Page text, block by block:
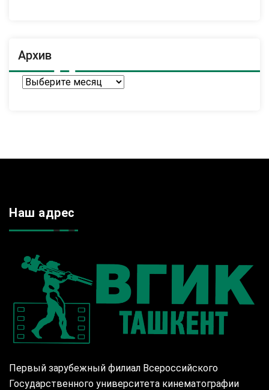
Архив
Архив
Наш адрес
Первый зарубежный филиал Всероссийского
Государственного университета кинематографии